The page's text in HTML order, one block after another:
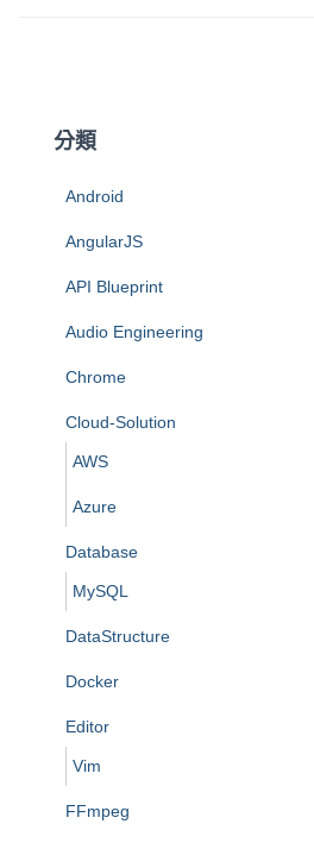
分類
Android
AngularJS
API Blueprint
Audio Engineering
Chrome
Cloud-Solution
AWS
Azure
Database
MySQL
DataStructure
Docker
Editor
Vim
FFmpeg